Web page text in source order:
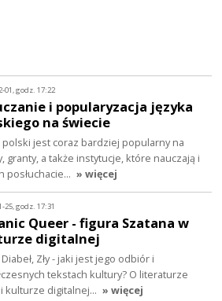
01, godz. 17:22
i popularyzacja języka
na świecie
polski jest coraz bardziej popularny na
granty, a także instytucje, które nauczają i
posłuchacie… » więcej
25, godz. 17:31
Queer - figura Szatana w
digitalnej
Zły - jaki jest jego odbiór i
tekstach kultury? O literaturze
kulturze digitalnej… » więcej